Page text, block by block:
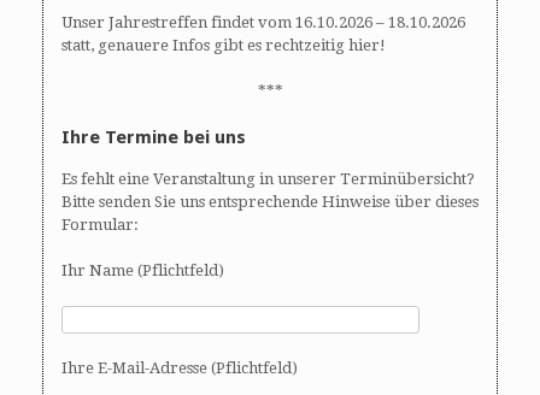
Unser Jahrestreffen findet vom 16.10.2026 – 18.10.2026
statt, genauere Infos gibt es rechtzeitig hier!
***
Ihre Termine bei uns
Es fehlt eine Veranstaltung in unserer Terminübersicht?
Bitte senden Sie uns entsprechende Hinweise über dieses
Formular:
Ihr Name (Pflichtfeld)
Ihre E-Mail-Adresse (Pflichtfeld)